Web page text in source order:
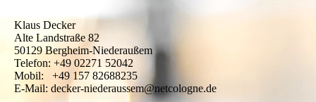
Klaus Decker
Alte Landstraße 82
50129 Bergheim-Niederaußem
Telefon: +49 02271 52042
Mobil: +49 157 82688235
E-Mail: decker-niederaussem@netcologne.de